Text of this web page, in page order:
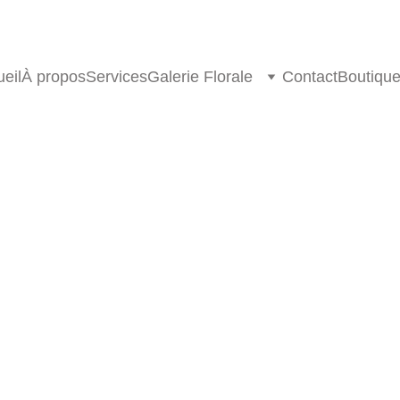
À proposServicesGalerie Florale ContactBoutique